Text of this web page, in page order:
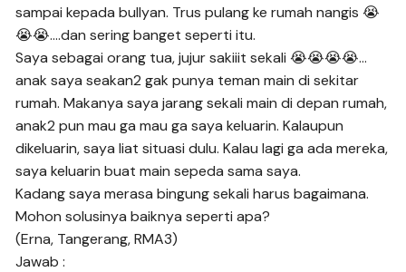
sampai kepada bullyan. Trus pulang ke rumah nangis 😭
😭😭….dan sering banget seperti itu.
Saya sebagai orang tua, jujur sakiiit sekali 😭😭😭😭…
anak saya seakan2 gak punya teman main di sekitar
rumah. Makanya saya jarang sekali main di depan rumah,
anak2 pun mau ga mau ga saya keluarin. Kalaupun
dikeluarin, saya liat situasi dulu. Kalau lagi ga ada mereka,
saya keluarin buat main sepeda sama saya.
Kadang saya merasa bingung sekali harus bagaimana.
Mohon solusinya baiknya seperti apa?
(Erna, Tangerang, RMA3)
Jawab :